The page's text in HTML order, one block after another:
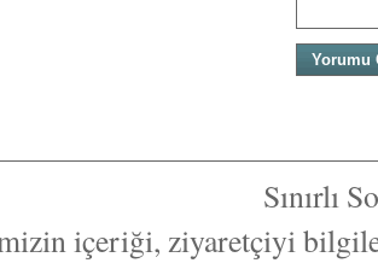
Sınırlı
içeriği, ziyaretçiyi